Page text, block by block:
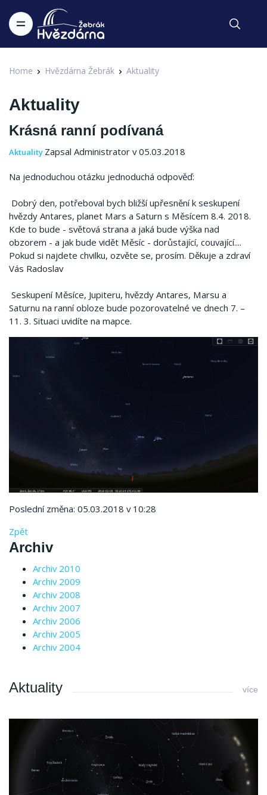
Home Hvězdárna Žebrák Aktuality
Aktuality
Krásná ranní podívaná
Aktuality Zapsal Administrator v 05.03.2018
Na jednoduchou otázku jednoduchá odpověď:
Dobrý den, potřeboval bych bližší upřesnění k seskupení
hvězdy Antares, planet Mars a Saturn s Měsícem 8.4. 2018.
Kde to bude - světová strana a jaká bude výška nad
obzorem - a jak bude vidět Měsíc - dorůstající, couvající....
Pokud si najdete chvilku, ozvěte se, prosím. Děkuje a zdraví
Vás Radoslav
Seskupení Měsíce, Jupiteru, hvězdy Antares, Marsu a
Saturnu na ranní obloze bude pozorovatelné ve dnech 7. –
11. 3. Situaci uvidíte na mapce.
Poslední změna: 05.03.2018 v 10:28
Zpět
Archiv
Archiv 2010
Archiv 2009
Archiv 2008
Archiv 2007
Archiv 2006
Archiv 2005
Archiv 2004
Aktuality více